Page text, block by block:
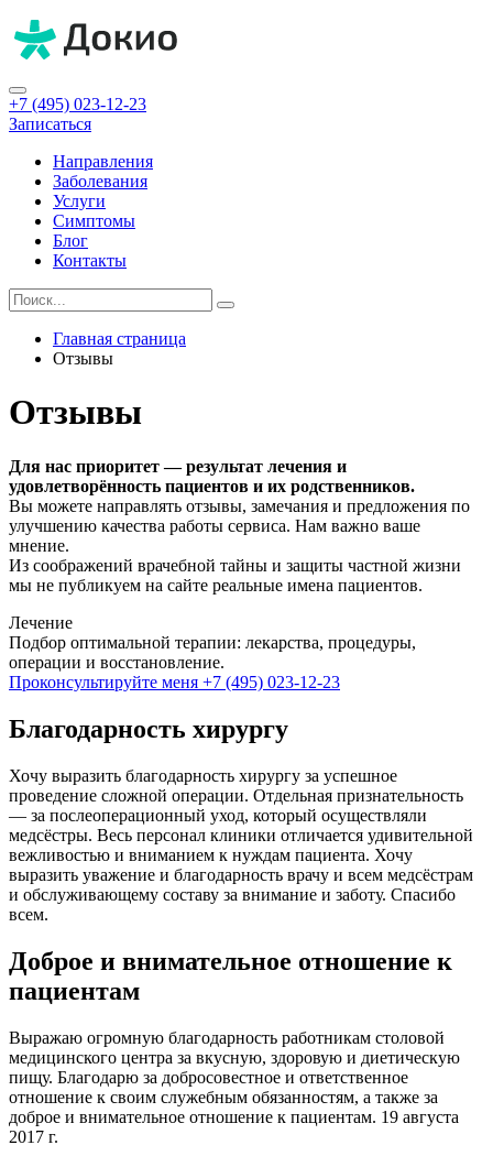
+7 (495) 023-12-23
Записаться
Направления
Заболевания
Услуги
Симптомы
Блог
Контакты
Главная страница
Отзывы
Отзывы
Для нас приоритет — результат лечения и
удовлетворённость пациентов и их родственников.
Вы можете направлять отзывы, замечания и предложения по
улучшению качества работы сервиса. Нам важно ваше
мнение.
Из соображений врачебной тайны и защиты частной жизни
мы не публикуем на сайте реальные имена пациентов.
Лечение
Подбор оптимальной терапии: лекарства, процедуры,
операции и восстановление.
Проконсультируйте меня +7 (495) 023-12-23
Благодарность хирургу
Хочу выразить благодарность хирургу за успешное
проведение сложной операции. Отдельная признательность
— за послеоперационный уход, который осуществляли
медсёстры. Весь персонал клиники отличается удивительной
вежливостью и вниманием к нуждам пациента. Хочу
выразить уважение и благодарность врачу и всем медсёстрам
и обслуживающему составу за внимание и заботу. Спасибо
всем.
Доброе и внимательное отношение к
пациентам
Выражаю огромную благодарность работникам столовой
медицинского центра за вкусную, здоровую и диетическую
пищу. Благодарю за добросовестное и ответственное
отношение к своим служебным обязанностям, а также за
доброе и внимательное отношение к пациентам. 19 августа
2017 г.